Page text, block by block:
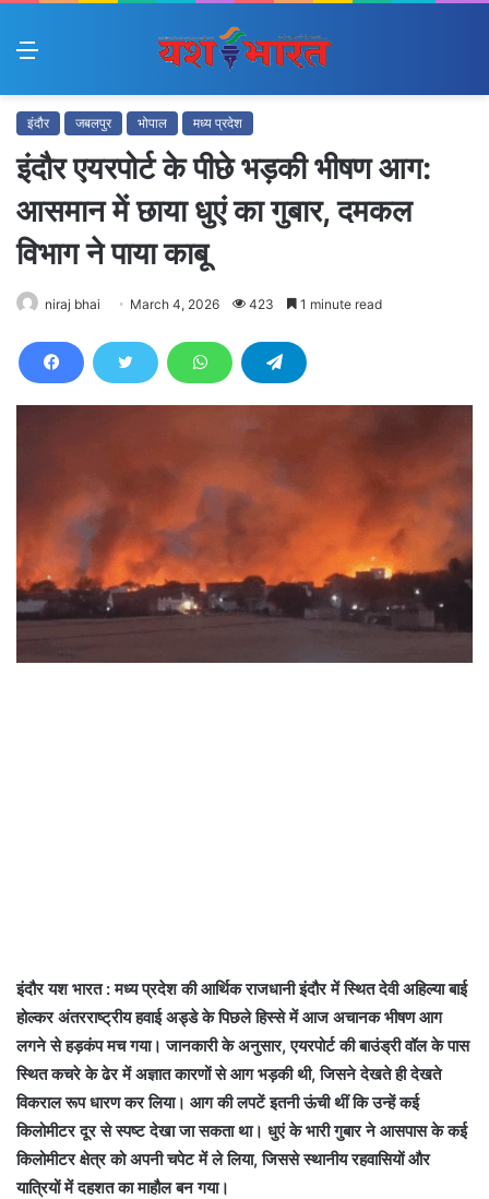
Menu
इंदौर जबलपुर भोपाल मध्य प्रदेश
इंदौर एयरपोर्ट के पीछे भड़की भीषण आग:
आसमान में छाया धुएं का गुबार, दमकल
विभाग ने पाया काबू
niraj bhai March 4, 2026 423 1 minute read
इंदौर यश भारत : मध्य प्रदेश की आर्थिक राजधानी इंदौर में स्थित देवी अहिल्या बाई
होल्कर अंतरराष्ट्रीय हवाई अड्डे के पिछले हिस्से में आज अचानक भीषण आग
लगने से हड़कंप मच गया। जानकारी के अनुसार, एयरपोर्ट की बाउंड्री वॉल के पास
स्थित कचरे के ढेर में अज्ञात कारणों से आग भड़की थी, जिसने देखते ही देखते
विकराल रूप धारण कर लिया। आग की लपटें इतनी ऊंची थीं कि उन्हें कई
किलोमीटर दूर से स्पष्ट देखा जा सकता था। धुएं के भारी गुबार ने आसपास के कई
किलोमीटर क्षेत्र को अपनी चपेट में ले लिया, जिससे स्थानीय रहवासियों और
यात्रियों में दहशत का माहौल बन गया।